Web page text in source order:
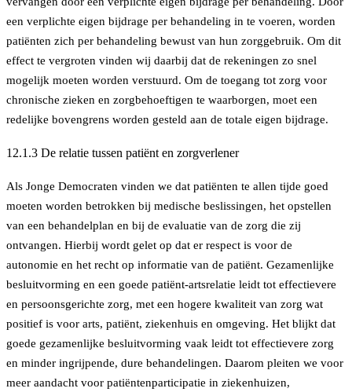
een verplichte eigen bijdrage per behandeling in te voeren, worden
patiënten zich per behandeling bewust van hun zorggebruik. Om dit
effect te vergroten vinden wij daarbij dat de rekeningen zo snel
mogelijk moeten worden verstuurd. Om de toegang tot zorg voor
chronische zieken en zorgbehoeftigen te waarborgen, moet een
redelijke bovengrens worden gesteld aan de totale eigen bijdrage.
12.1.3 De relatie tussen patiënt en zorgverlener
Als Jonge Democraten vinden we dat patiënten te allen tijde goed
moeten worden betrokken bij medische beslissingen, het opstellen
van een behandelplan en bij de evaluatie van de zorg die zij
ontvangen. Hierbij wordt gelet op dat er respect is voor de
autonomie en het recht op informatie van de patiënt. Gezamenlijke
besluitvorming en een goede patiënt-artsrelatie leidt tot effectievere
en persoonsgerichte zorg, met een hogere kwaliteit van zorg wat
positief is voor arts, patiënt, ziekenhuis en omgeving. Het blijkt dat
goede gezamenlijke besluitvorming vaak leidt tot effectievere zorg
en minder ingrijpende, dure behandelingen. Daarom pleiten we voor
meer aandacht voor patiëntenparticipatie in ziekenhuizen,